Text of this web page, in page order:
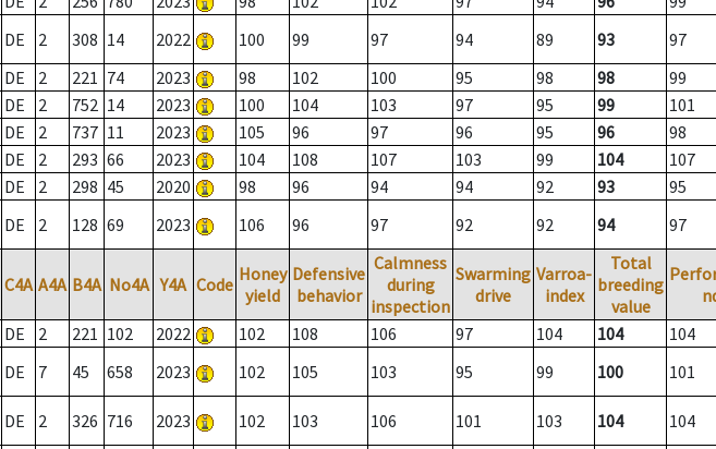
DE 2 308 14 2022 100 99 97 94 89 93
97
DE 2 221 74 2023 98 102 100 95 98 98
99
DE 2 752 14 2023 100 104 103 97 95 99
101
DE 2 737 11 2023 105 96 97 96 95 96
98
DE 2 293 66 2023 104 108 107 103 99 104
107
DE 2 298 45 2020 98 96 94 94 92 93
95
DE 2 128 69 2023 106 96 97 92 92 94 97
C4A A4A B4A No4A Y4A Code Honey
yield
Defensive
behavior
Calmness
during
inspection
Swarming
drive
Varroa-
index
Total
breeding
value
DE 2 221 102 2022 102 108 106 97 104 104
104
DE 7 45 658 2023 102 105 103 95 99 100 101
DE 2 326 716 2023 102 103 106 101 103 104 104